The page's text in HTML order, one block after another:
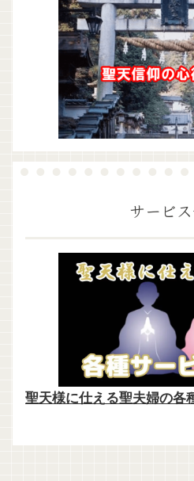
サービ
聖天様に仕える聖夫婦の各